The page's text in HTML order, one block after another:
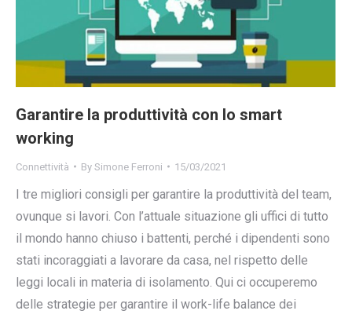
Garantire la produttività con lo smart
working
Connettività By Simone Ferroni 15/03/2021
I tre migliori consigli per garantire la produttività del team,
ovunque si lavori. Con l’attuale situazione gli uffici di tutto
il mondo hanno chiuso i battenti, perché i dipendenti sono
stati incoraggiati a lavorare da casa, nel rispetto delle
leggi locali in materia di isolamento. Qui ci occuperemo
delle strategie per garantire il work-life balance dei